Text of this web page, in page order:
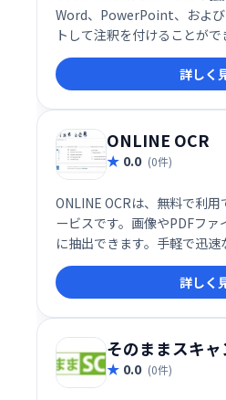
Word、PowerPoint、および
トして注釈を付けることが
ートにより、手書きのメモ
キュメントアウトライン、お
検索できます。
詳しく
ONLINE OCR
0.0 (0件)
ONLINE OCRは、無料で利
ービスです。画像やPDFフ
に抽出できます。手軽で迅
様々な用途でご活用いただ
詳しく
そのままスキャ
0.0 (0件)